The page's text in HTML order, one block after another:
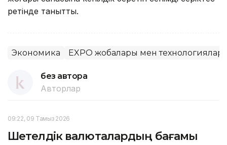
ретінде танытты.
Экономика EXPO жобалары мен
без автора
Авторлар
09:22, 09 Тамыз 2026
Шетелдік валюталардың бағамы